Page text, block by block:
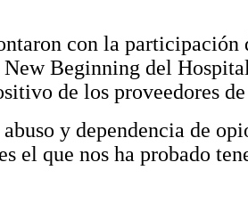
con la participación
Beginning del
de los proveedores
y dependencia de
el que nos ha probado